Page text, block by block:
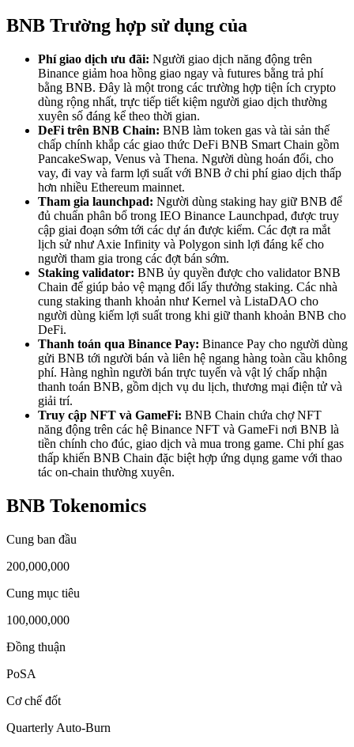
BNB Trường hợp sử dụng của
Phí giao dịch ưu đãi: Người giao dịch năng động trên
Binance giảm hoa hồng giao ngay và futures bằng trả phí
bằng BNB. Đây là một trong các trường hợp tiện ích crypto
dùng rộng nhất, trực tiếp tiết kiệm người giao dịch thường
xuyên số đáng kể theo thời gian.
DeFi trên BNB Chain: BNB làm token gas và tài sản thế
chấp chính khắp các giao thức DeFi BNB Smart Chain gồm
PancakeSwap, Venus và Thena. Người dùng hoán đổi, cho
vay, đi vay và farm lợi suất với BNB ở chi phí giao dịch thấp
hơn nhiều Ethereum mainnet.
Tham gia launchpad: Người dùng staking hay giữ BNB để
đủ chuẩn phân bổ trong IEO Binance Launchpad, được truy
cập giai đoạn sớm tới các dự án được kiểm. Các đợt ra mắt
lịch sử như Axie Infinity và Polygon sinh lợi đáng kể cho
người tham gia trong các đợt bán sớm.
Staking validator: BNB ủy quyền được cho validator BNB
Chain để giúp bảo vệ mạng đổi lấy thưởng staking. Các nhà
cung staking thanh khoản như Kernel và ListaDAO cho
người dùng kiếm lợi suất trong khi giữ thanh khoản BNB cho
DeFi.
Thanh toán qua Binance Pay: Binance Pay cho người dùng
gửi BNB tới người bán và liên hệ ngang hàng toàn cầu không
phí. Hàng nghìn người bán trực tuyến và vật lý chấp nhận
thanh toán BNB, gồm dịch vụ du lịch, thương mại điện tử và
giải trí.
Truy cập NFT và GameFi: BNB Chain chứa chợ NFT
năng động trên các hệ Binance NFT và GameFi nơi BNB là
tiền chính cho đúc, giao dịch và mua trong game. Chi phí gas
thấp khiến BNB Chain đặc biệt hợp ứng dụng game với thao
tác on-chain thường xuyên.
BNB Tokenomics
Cung ban đầu
200,000,000
Cung mục tiêu
100,000,000
Đồng thuận
PoSA
Cơ chế đốt
Quarterly Auto-Burn